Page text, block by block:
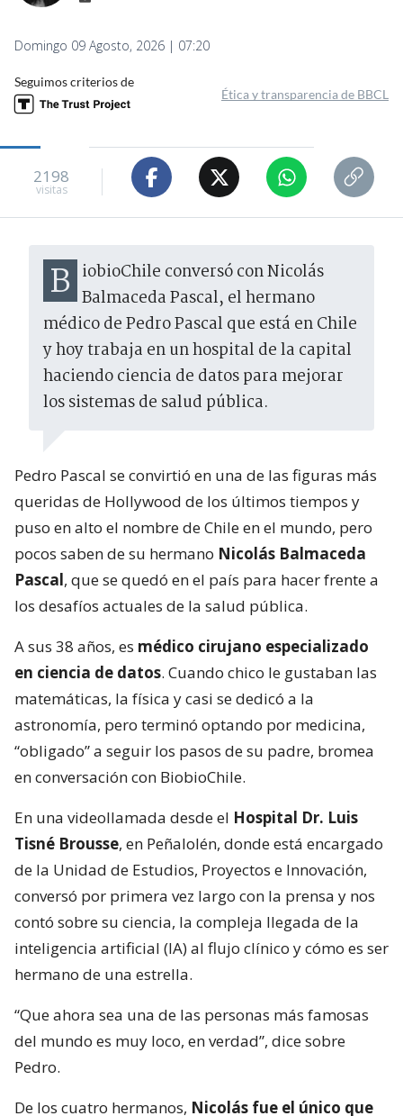
Domingo 09 Agosto, 2026 | 07:20
Seguimos criterios de
Ética y transparencia de BBCL
2198
visitas
BiobioChile conversó con Nicolás Balmaceda Pascal, el hermano
médico de Pedro Pascal que está en Chile
y hoy trabaja en un hospital de la capital
haciendo ciencia de datos para mejorar
los sistemas de salud pública.
Pedro Pascal se convirtió en una de las figuras más
queridas de Hollywood de los últimos tiempos y
puso en alto el nombre de Chile en el mundo, pero
pocos saben de su hermano Nicolás Balmaceda
Pascal, que se quedó en el país para hacer frente a
los desafíos actuales de la salud pública.
A sus 38 años, es médico cirujano especializado
en ciencia de datos. Cuando chico le gustaban las
matemáticas, la física y casi se dedicó a la
astronomía, pero terminó optando por medicina,
“obligado” a seguir los pasos de su padre, bromea
en conversación con BiobioChile.
En una videollamada desde el Hospital Dr. Luis
Tisné Brousse, en Peñalolén, donde está encargado
de la Unidad de Estudios, Proyectos e Innovación,
conversó por primera vez largo con la prensa y nos
contó sobre su ciencia, la compleja llegada de la
inteligencia artificial (IA) al flujo clínico y cómo es ser
hermano de una estrella.
“Que ahora sea una de las personas más famosas
del mundo es muy loco, en verdad”, dice sobre
Pedro.
De los cuatro hermanos, Nicolás fue el único que